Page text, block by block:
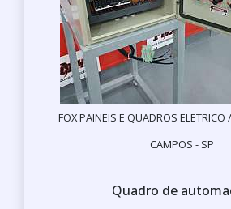
FOX PAINEIS E QUADROS ELETRICO
CAMPOS - SP
Quadro de